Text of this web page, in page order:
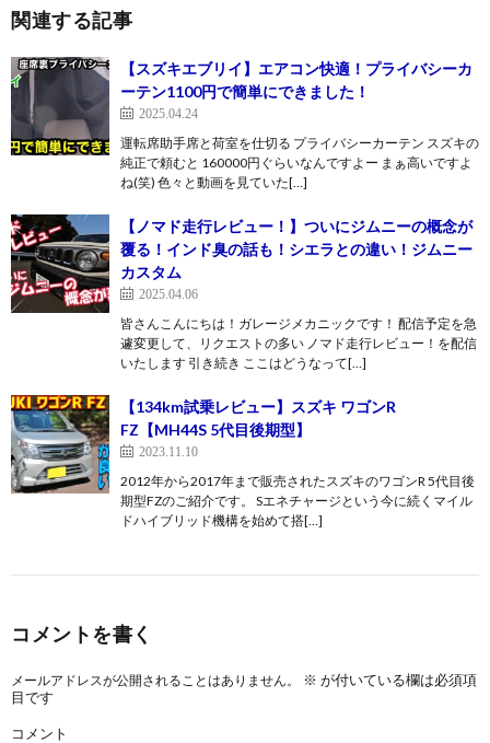
関連する記事
【スズキエブリイ】エアコン快適！プライバシーカ
ーテン1100円で簡単にできました！
2025.04.24
運転席助手席と荷室を仕切る プライバシーカーテン スズキの
純正で頼むと 160000円ぐらいなんですよー まぁ高いですよ
ね(笑) 色々と動画を見ていた[…]
【ノマド走行レビュー！】ついにジムニーの概念が
覆る！インド臭の話も！シエラとの違い！ジムニー
カスタム
2025.04.06
皆さんこんにちは！ガレージメカニックです！ 配信予定を急
遽変更して、リクエストの多い ノマド走行レビュー！を配信
いたします 引き続き ここはどうなって[…]
【134km試乗レビュー】スズキ ワゴンR
FZ【MH44S 5代目後期型】
2023.11.10
2012年から2017年まで販売されたスズキのワゴンR 5代目後
期型FZのご紹介です。 Sエネチャージという今に続くマイル
ドハイブリッド機構を始めて搭[…]
コメントを書く
メールアドレスが公開されることはありません。 ※ が付いている欄は必須項
目です
コメント